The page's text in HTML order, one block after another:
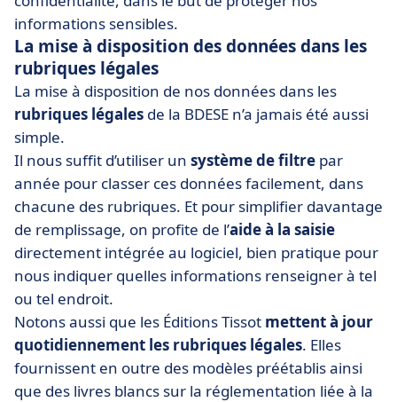
informations sensibles.
La mise à disposition des données dans les
rubriques légales
La mise à disposition de nos données dans les
rubriques légales de la BDESE n’a jamais été aussi
simple.
Il nous suffit d’utiliser un système de filtre par
année pour classer ces données facilement, dans
chacune des rubriques. Et pour simplifier davantage
de remplissage, on profite de l’aide à la saisie
directement intégrée au logiciel, bien pratique pour
nous indiquer quelles informations renseigner à tel
ou tel endroit.
Notons aussi que les Éditions Tissot mettent à jour
quotidiennement les rubriques légales. Elles
fournissent en outre des modèles préétablis ainsi
que des livres blancs sur la réglementation liée à la